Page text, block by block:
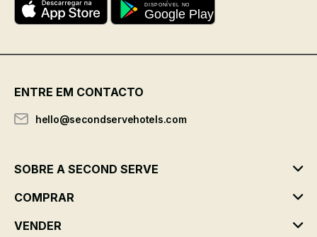
ENTRE EM CONTACTO
hello@secondservehotels.com
SOBRE A SECOND SERVE
COMPRAR
VENDER